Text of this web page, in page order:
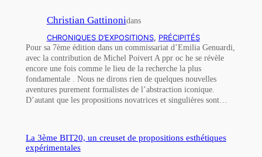
Christian Gattinonidans
CHRONIQUES D’EXPOSITIONS, PRÉCIPITÉS
Pour sa 7ème édition dans un commissariat d’Emilia Genuardi,
avec la contribution de Michel Poivert A ppr oc he se révèle
encore une fois comme le lieu de la recherche la plus
fondamentale . Nous ne dirons rien de quelques nouvelles
aventures purement formalistes de l’abstraction iconique.
D’autant que les propositions novatrices et singulières sont…
La 3ème BIT20, un creuset de propositions esthétiques
expérimentales